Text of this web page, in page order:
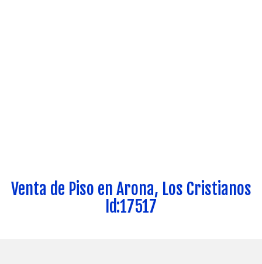
Venta de Piso en Arona, Los Cristianos
Id:17517